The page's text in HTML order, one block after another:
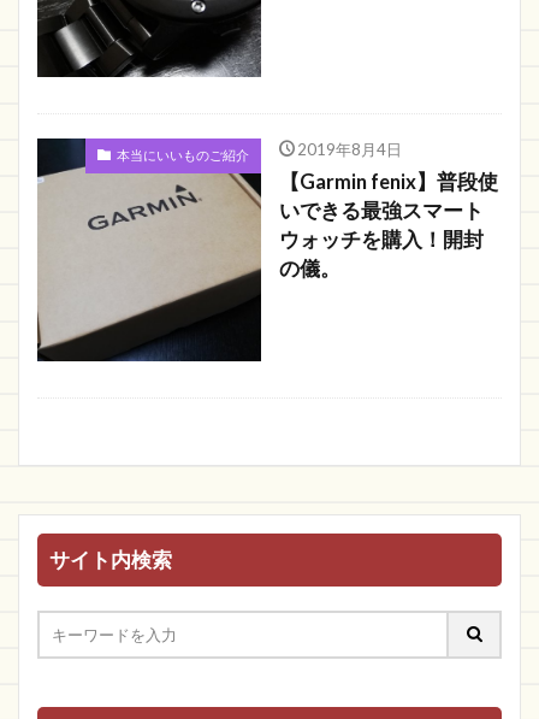
本当にいいものご紹介 2019年8月4日
【Garmin fenix】普段使
いできる最強スマート
ウォッチを購入！開封
の儀。
サイト内検索